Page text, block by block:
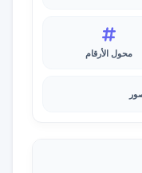
محول الأرقام